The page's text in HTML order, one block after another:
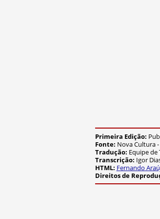
Primeira Edição:
Fonte: Nova Cultura
Tradução: Equipe
Transcrição: Igor
HTML: Fernando
Direitos de